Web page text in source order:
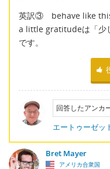
英訳③ behave like this
a little gratitudeは「少
です。
回答したアンカ
エートゥーゼッ
Bret Mayer
アメリカ合衆国